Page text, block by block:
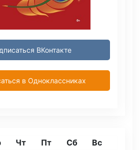
ВКонтакте
в Одноклассниках
Чт Пт Сб Вс